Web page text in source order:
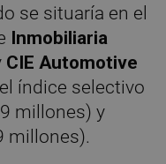
se situaría en el
Inmobiliaria
CIE Automotive
índice selectivo
millones) y
millones).